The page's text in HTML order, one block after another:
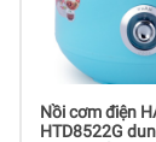
Nồi cơm điện
HTD8522G